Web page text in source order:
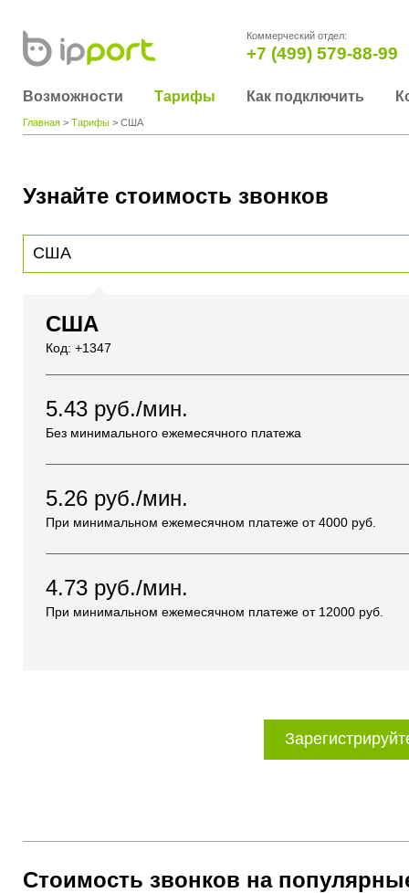
Коммерческий отдел:
+7 (499) 579-88-99
Возможности Тарифы Как подключить
Главная > Тарифы > США
Узнайте стоимость звонков
США
Код: +1347
5.43 руб./мин.
Без минимального ежемесячного платежа
5.26 руб./мин.
При минимальном ежемесячном платеже от4000 руб.
4.73 руб./мин.
При минимальном ежемесячном платеже от 12000 руб.
Стоимость звонков на